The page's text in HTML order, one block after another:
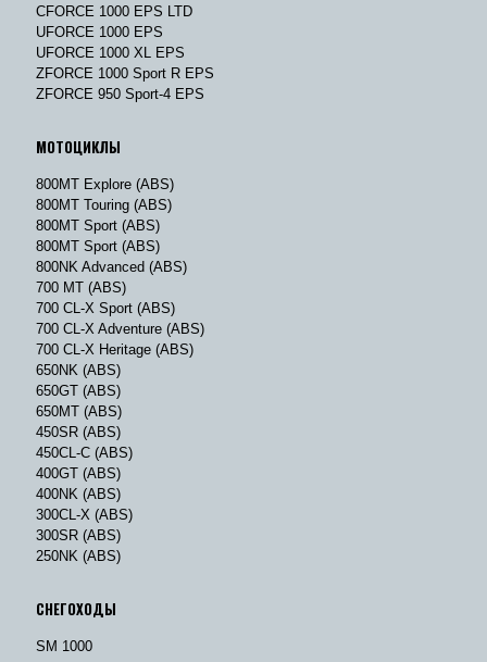
CFORCE 1000 EPS LTD
UFORCE 1000 EPS
UFORCE 1000 XL EPS
ZFORCE 1000 Sport R EPS
ZFORCE 950 Sport-4 EPS
МОТОЦИКЛЫ
800MT Explore (ABS)
800MT Touring (ABS)
800MT Sport (ABS)
800MT Sport (ABS)
800NK Advanced (ABS)
700 MT (ABS)
700 CL-X Sport (ABS)
700 CL-X Adventure (ABS)
700 CL-X Heritage (ABS)
650NK (ABS)
650GT (ABS)
650MT (ABS)
450SR (ABS)
450CL-C (ABS)
400GT (ABS)
400NK (ABS)
300CL-X (ABS)
300SR (ABS)
250NK (ABS)
СНЕГОХОДЫ
SM 1000